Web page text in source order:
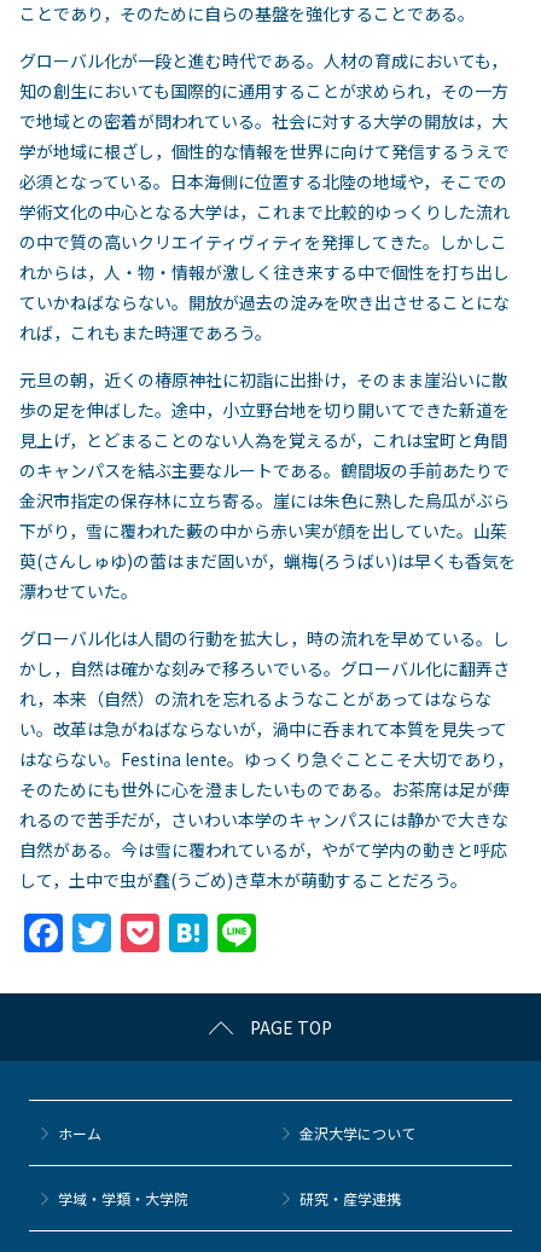
ことであり，そのために自らの基盤を強化することである。
グローバル化が一段と進む時代である。人材の育成においても，
知の創生においても国際的に通用することが求められ，その一方
で地域との密着が問われている。社会に対する大学の開放は，大
学が地域に根ざし，個性的な情報を世界に向けて発信するうえで
必須となっている。日本海側に位置する北陸の地域や，そこでの
学術文化の中心となる大学は，これまで比較的ゆっくりした流れ
の中で質の高いクリエイティヴィティを発揮してきた。しかしこ
れからは，人・物・情報が激しく往き来する中で個性を打ち出し
ていかねばならない。開放が過去の淀みを吹き出させることにな
れば，これもまた時運であろう。
元旦の朝，近くの椿原神社に初詣に出掛け，そのまま崖沿いに散
歩の足を伸ばした。途中，小立野台地を切り開いてできた新道を
見上げ，とどまることのない人為を覚えるが，これは宝町と角間
のキャンパスを結ぶ主要なルートである。鶴間坂の手前あたりで
金沢市指定の保存林に立ち寄る。崖には朱色に熟した烏瓜がぶら
下がり，雪に覆われた藪の中から赤い実が顔を出していた。山茱
萸(さんしゅゆ)の蕾はまだ固いが，蝋梅(ろうばい)は早くも香気を
漂わせていた。
グローバル化は人間の行動を拡大し，時の流れを早めている。し
かし，自然は確かな刻みで移ろいでいる。グローバル化に翻弄さ
れ，本来（自然）の流れを忘れるようなことがあってはならな
い。改革は急がねばならないが，渦中に呑まれて本質を見失って
はならない。Festina lente。ゆっくり急ぐことこそ大切であり，
そのためにも世外に心を澄ましたいものである。お茶席は足が痺
れるので苦手だが，さいわい本学のキャンパスには静かで大きな
自然がある。今は雪に覆われているが，やがて学内の動きと呼応
して，土中で虫が蠢(うごめ)き草木が萌動することだろう。
F
c
e
b
o
o
k
T
itt
er
P
c
k
et
H
e
n
a
e
PAGE TOP
ホーム 金沢大学について
学域・学類・大学院 研究・産学連携